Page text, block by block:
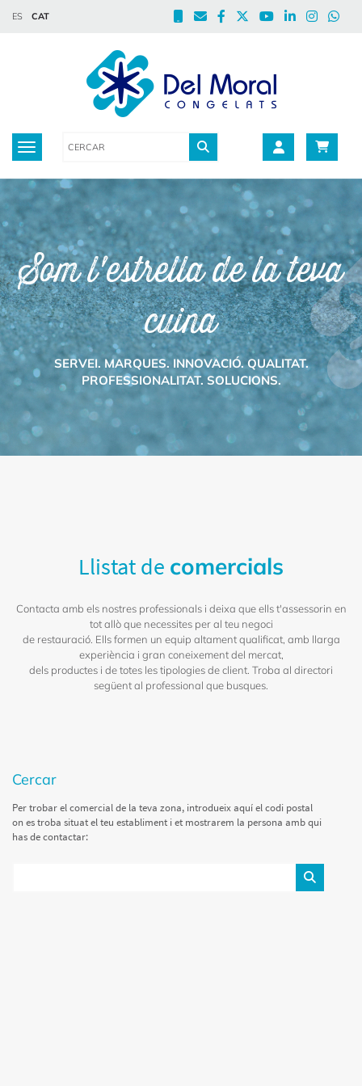
ES CAT
Toggle navigation
Som l'estrella de la teva
cuina
SERVEI. MARQUES. INNOVACIÓ. QUALITAT.
PROFESSIONALITAT. SOLUCIONS.
Llistat de comercials
Contacta amb els nostres professionals i deixa que ells t'assessorin en
tot allò que necessites per al teu negoci
de restauració. Ells formen un equip altament qualificat, amb llarga
experiència i gran coneixement del mercat,
dels productes i de totes les tipologies de client. Troba al directori
següent al professional que busques.
cercar
Per trobar el comercial de la teva zona, introdueix aquí el codi postal
on es troba situat el teu establiment i et mostrarem la persona amb qui
has de contactar: